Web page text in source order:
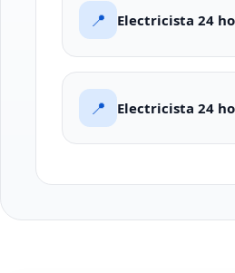
📍 Electricista 24
📍 Electricista 24